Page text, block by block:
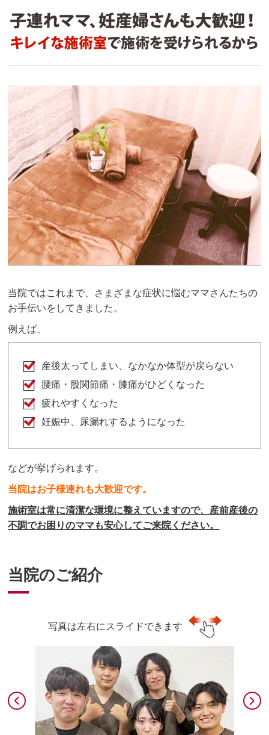
当院ではこれまで、さまざまな症状に悩むママさんたちの
お手伝いをしてきました。
例えば、
産後太ってしまい、なかなか体型が戻らない
腰痛・股関節痛・膝痛がひどくなった
疲れやすくなった
妊娠中、尿漏れするようになった
などが挙げられます。
当院はお子様連れも大歓迎です。
施術室は常に清潔な環境に整えていますので、産前産後の
不調でお困りのママも安心してご来院ください。
当院のご紹介
写真は左右にスライドできます